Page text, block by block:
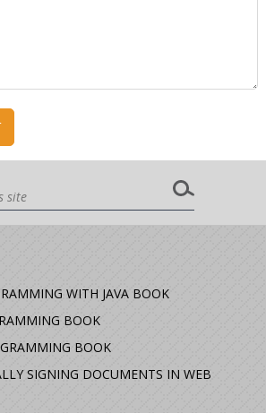
WITH JAVA BOOK
BOOK
BOOK
SIGNING DOCUMENTS IN WEB